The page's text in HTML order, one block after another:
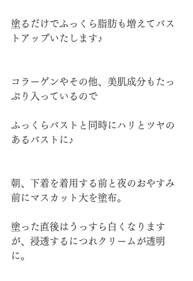
塗るだけでふっくら脂肪も増えてバス
トアップいたします♪
コラーゲンやその他、美肌成分もたっ
ぷり入っているので
ふっくらバストと同時にハリとツヤの
あるバストに♪
朝、下着を着用する前と夜のおやすみ
前にマスカット大を塗布。
塗った直後はうっすら白くなります
が、浸透するにつれクリームが透明
に。